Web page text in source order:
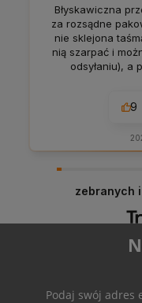
Błyskawiczna
za rozsądne
nie sklejona
nią szarpać i
odsyłaniu), a
9
zebranych
Podaj swój adres